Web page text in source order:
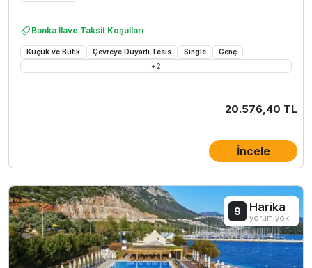
Banka İlave Taksit Koşulları
Küçük ve Butik Çevreye Duyarlı Tesis Single
Genç
+2
20.576,40 TL
İncele
9 Harika
yorum yok